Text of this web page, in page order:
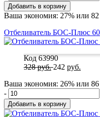
Добавить в корзину
Ваша экономия: 27% или 82
Отбеливатель БОС-Плюс
Код 63990
328руб. 242 руб.
Ваша экономия: 26% или 86
-
Добавить в корзину